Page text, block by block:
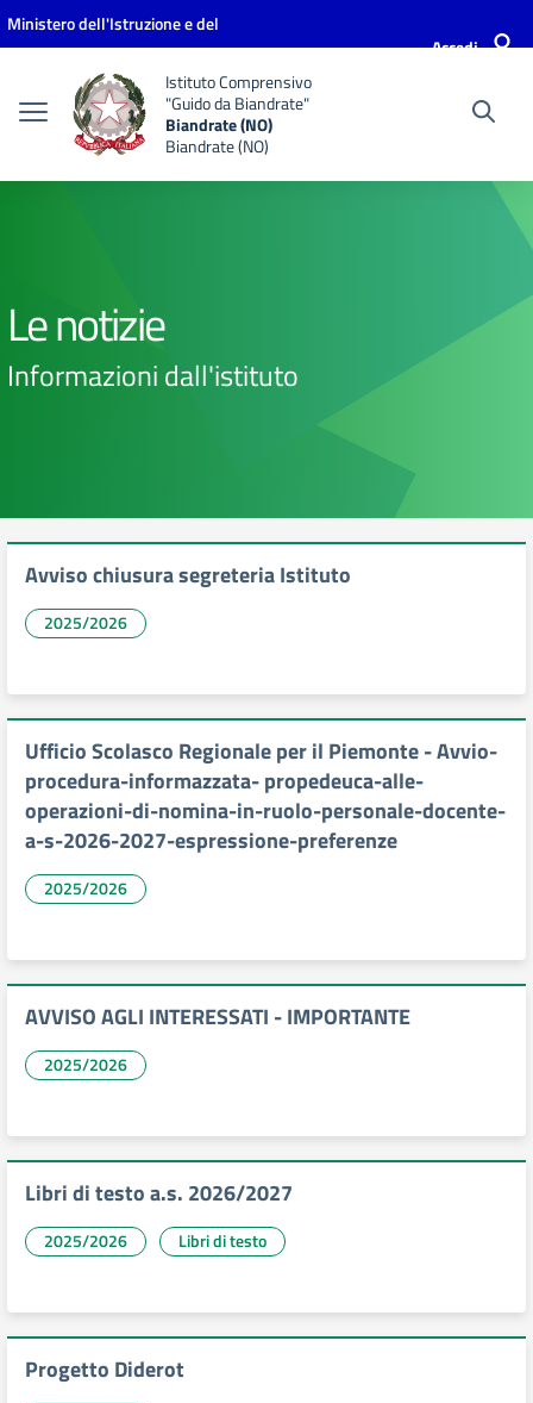
Vai ai contenuti
Vai al menu di navigazione
Vai al footer
Ministero dell'Istruzione e del
Accedi
Istituto Comprensivo
"Guido da Biandrate"
Biandrate (NO)
Biandrate (NO)
Le notizie
Informazioni dall'istituto
Avviso chiusura segreteria Istituto
2025/2026
Ufficio Scolasco Regionale per il Piemonte - Avvio-
procedura-informazzata- propedeuca-alle-
operazioni-di-nomina-in-ruolo-personale-docente-
a-s-2026-2027-espressione-preferenze
2025/2026
AVVISO AGLI INTERESSATI - IMPORTANTE
2025/2026
Libri di testo a.s. 2026/2027
2025/2026 Libri di testo
Progetto Diderot